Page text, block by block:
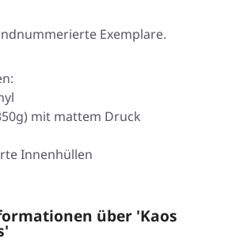
Exemplare.
mit mattem Druck
Innenhüllen
über 'Kaos